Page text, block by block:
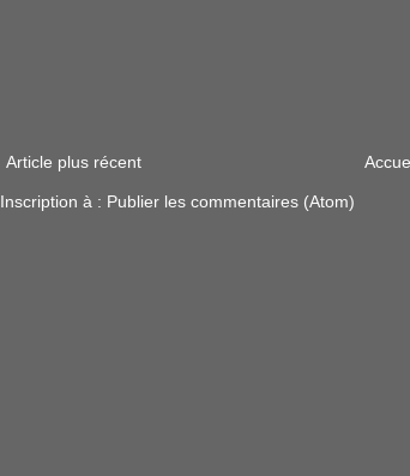
Article plus récent
Inscription à : Publier les commentaires (Atom)